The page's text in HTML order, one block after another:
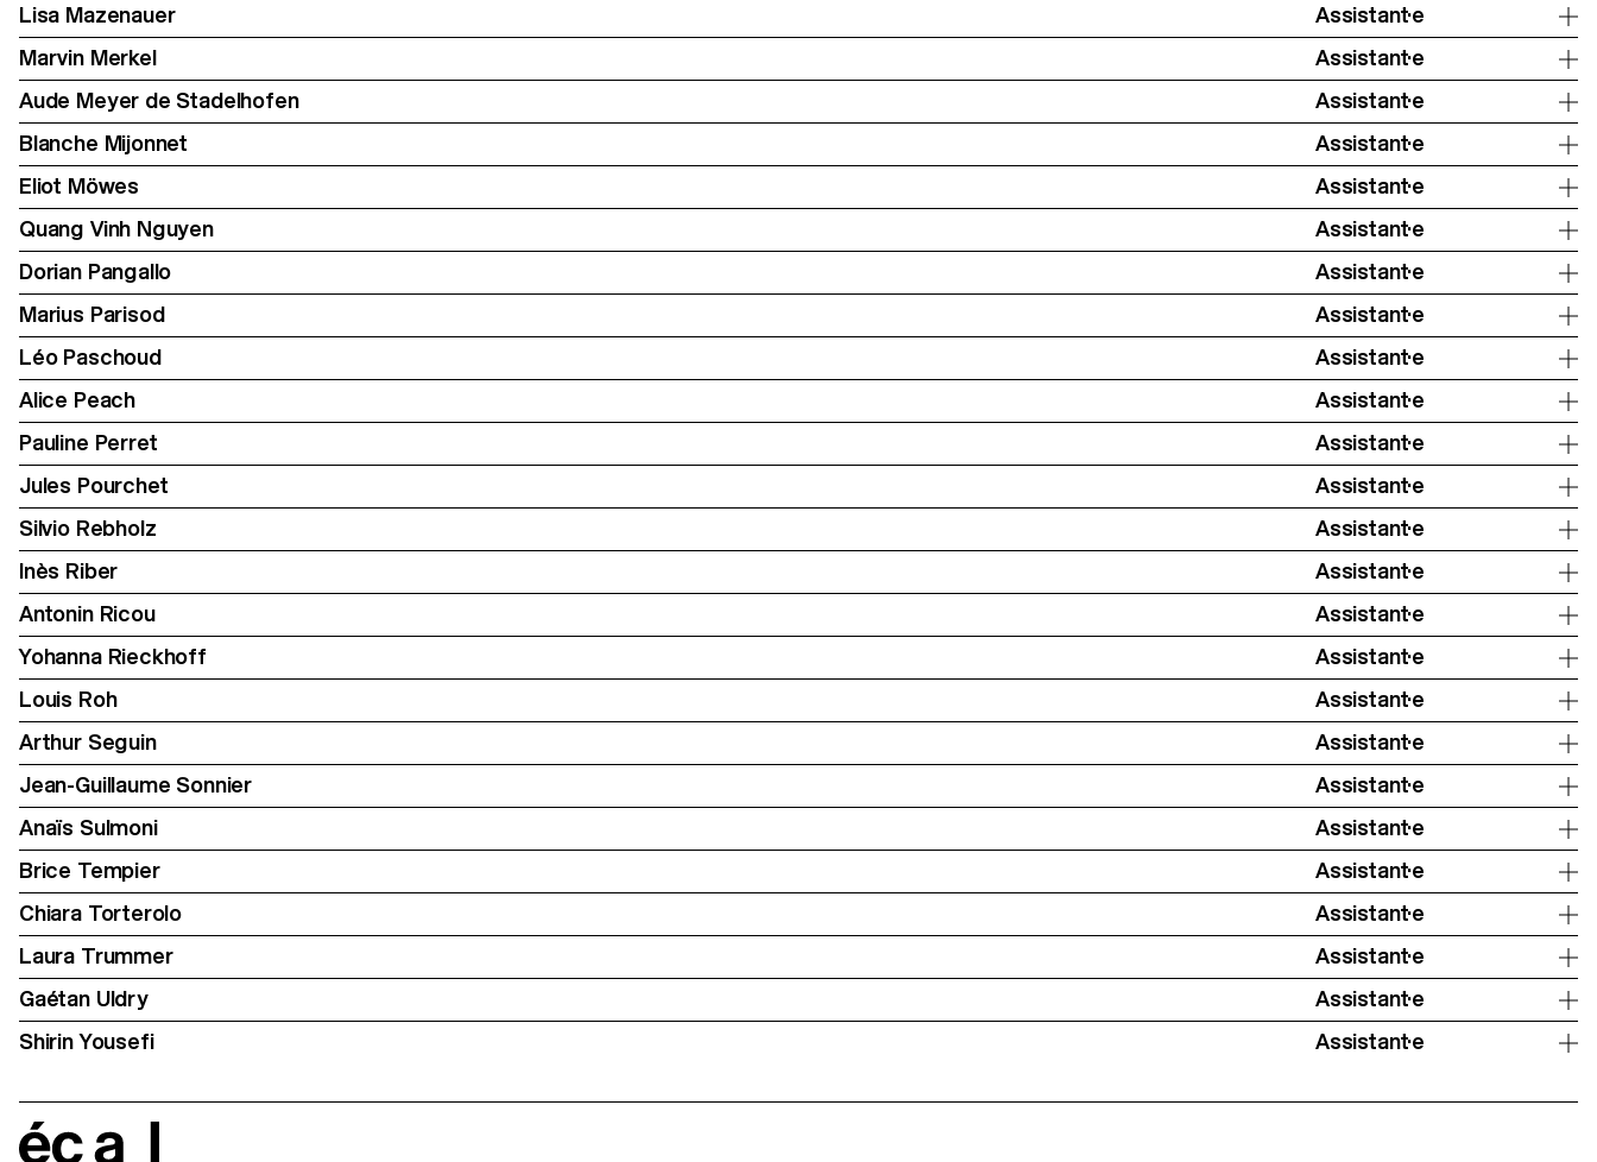
Lisa Mazenauer
Assistant·e
Marvin Merkel
Assistant·e
Aude Meyer de Stadelhofen
Assistant·e
Blanche Mijonnet
Assistant·e
Eliot Möwes
Assistant·e
Quang Vinh Nguyen
Assistant·e
Dorian Pangallo
Assistant·e
Marius Parisod
Assistant·e
Léo Paschoud
Assistant·e
Alice Peach
Assistant·e
Pauline Perret
Assistant·e
Jules Pourchet
Assistant·e
Silvio Rebholz
Assistant·e
Inès Riber
Assistant·e
Antonin Ricou
Assistant·e
Yohanna Rieckhoff
Assistant·e
Louis Roh
Assistant·e
Arthur Seguin
Assistant·e
Jean-Guillaume Sonnier
Assistant·e
Anaïs Sulmoni
Assistant·e
Brice Tempier
Assistant·e
Chiara Torterolo
Assistant·e
Laura Trummer
Assistant·e
Gaétan Uldry
Assistant·e
Shirin Yousefi
Assistant·e